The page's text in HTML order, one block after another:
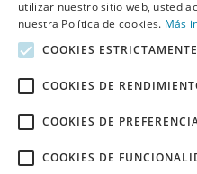
utilizar nuestro sitio web, usted
nuestra Política de cookies. Más
COOKIES
COOKIES DE
COOKIES DE
COOKIES DE